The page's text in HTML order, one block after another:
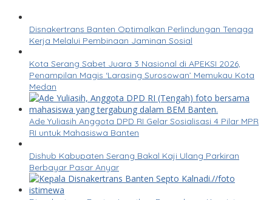
Disnakertrans Banten Optimalkan Perlindungan Tenaga
Kerja Melalui Pembinaan Jaminan Sosial
Kota Serang Sabet Juara 3 Nasional di APEKSI 2026,
Penampilan Magis ‘Larasing Surosowan’ Memukau Kota
Medan
Ade Yuliasih Anggota DPD RI Gelar Sosialisasi 4 Pilar MPR
RI untuk Mahasiswa Banten
Dishub Kabupaten Serang Bakal Kaji Ulang Parkiran
Berbayar Pasar Anyar